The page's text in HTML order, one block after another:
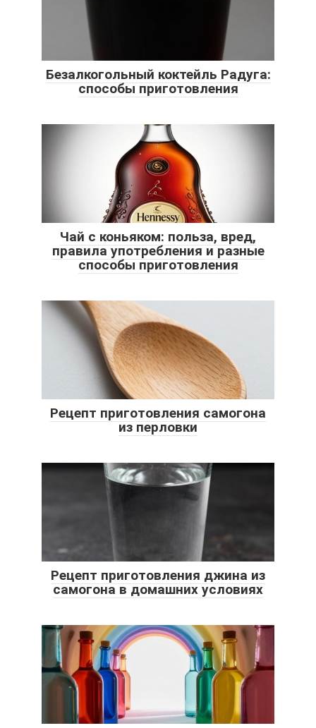
Безалкогольный коктейль Радуга:
способы приготовления
Чай с коньяком: польза, вред,
правила употребления и разные
способы приготовления
Рецепт приготовления самогона
из перловки
Рецепт приготовления джина из
самогона в домашних условиях